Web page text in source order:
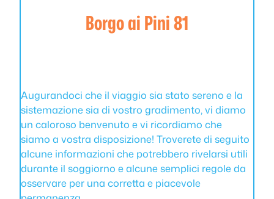
Borgo ai Pini 81
Augurandoci che il viaggio sia stato sereno e la
sistemazione sia di vostro gradimento, vi diamo
un caloroso benvenuto e vi ricordiamo che
siamo a vostra disposizione! Troverete di seguito
alcune informazioni che potrebbero rivelarsi utili
durante il soggiorno e alcune semplici regole da
osservare per una corretta e piacevole